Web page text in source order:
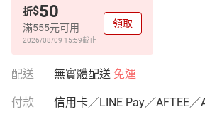
折$50
滿555元可用
2026/08/09 15:59截止
領取
配送 無實體配送 免運
付款 信用卡／LINE Pay／AFTEE／